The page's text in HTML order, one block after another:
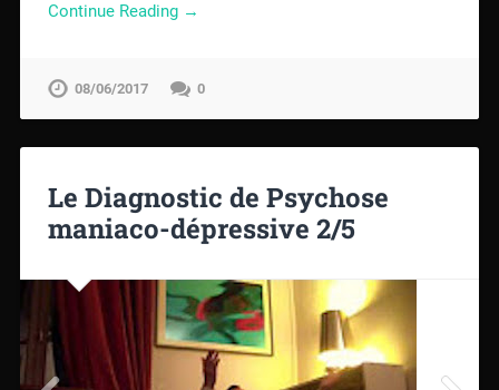
Continue Reading →
08/06/2017 0
Le Diagnostic de Psychose
maniaco-dépressive 2/5